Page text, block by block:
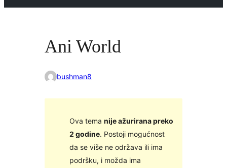
Ani World
bushman8
Ova tema nije ažurirana preko
2 godine. Postoji mogućnost
da se više ne održava ili ima
podršku, i možda ima